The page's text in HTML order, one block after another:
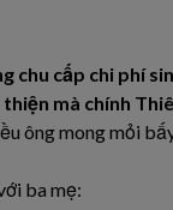
chu cấp chi phí
mà chính
ông mong mỏi
ba mẹ: